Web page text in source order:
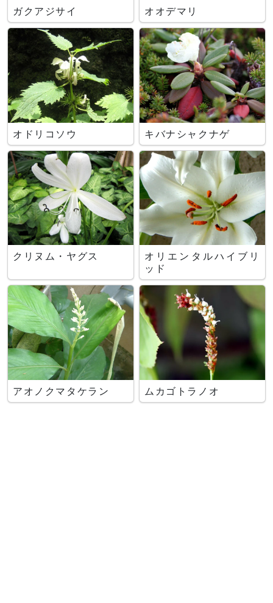
ガクアジサイ オオデマリ
オドリコソウ キバナシャクナゲ
クリヌム・ヤグス
オリエンタルハイブリ
ッド
アオノクマタケラン ムカゴトラノオ